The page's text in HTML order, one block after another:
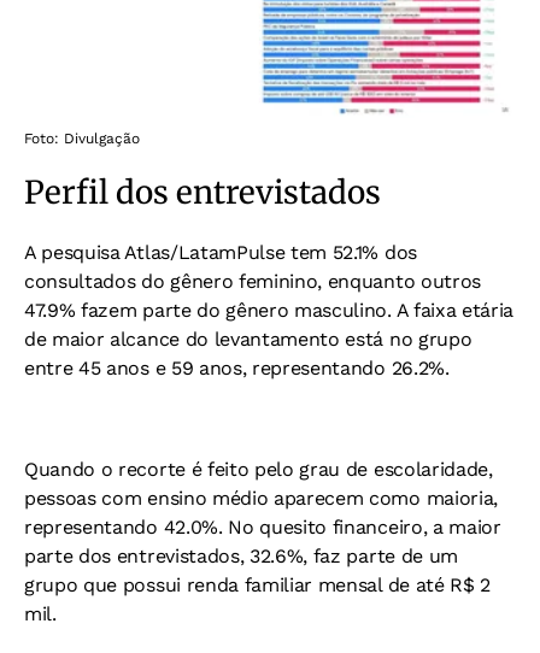
Foto: Divulgação
Perfil dos entrevistados
A pesquisa Atlas/LatamPulse tem 52.1% dos
consultados do gênero feminino, enquanto outros
47.9% fazem parte do gênero masculino. A faixa etária
de maior alcance do levantamento está no grupo
entre 45 anos e 59 anos, representando 26.2%.
Quando o recorte é feito pelo grau de escolaridade,
pessoas com ensino médio aparecem como maioria,
representando 42.0%. No quesito financeiro, a maior
parte dos entrevistados, 32.6%, faz parte de um
grupo que possui renda familiar mensal de até R$ 2
mil.